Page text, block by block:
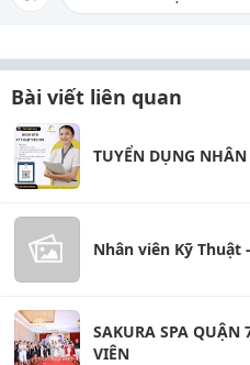
Bài viết liên quan
TUYỂN DỤNG NHÂN
Nhân viên Kỹ Thuật
SAKURA SPA QUẬN
VIÊN